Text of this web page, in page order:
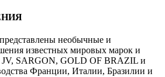
необычные и
известных мировых марок и
JV, SARGON, GOLD OF BRAZIL и
Франции, Италии, Бразилии и